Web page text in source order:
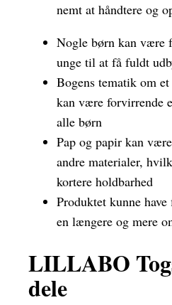
nemt at håndtere og
Nogle børn kan være
unge til at få fuldt
Bogens tematik om
kan være forvirrende
alle børn
Pap og papir kan
andre materialer,
kortere holdbarhed
Produktet kunne
en længere og mere
LILLABO
dele